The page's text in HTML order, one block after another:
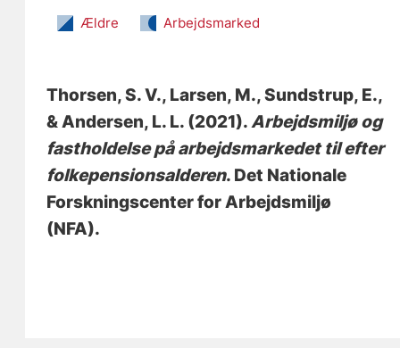
Ældre Arbejdsmarked
Thorsen, S. V., Larsen, M., Sundstrup, E.,
& Andersen, L. L. (2021).Arbejdsmiljø og
fastholdelse på arbejdsmarkedet til efter
folkepensionsalderen. Det Nationale
Forskningscenter for Arbejdsmiljø
(NFA).